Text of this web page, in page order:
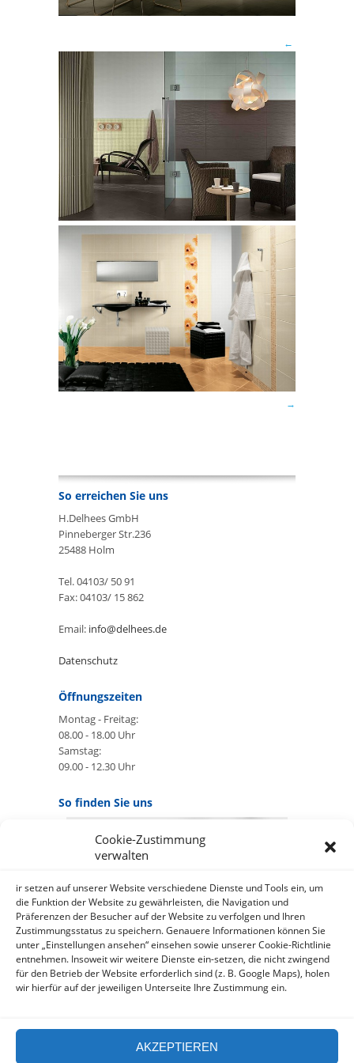
Cookie-Zustimmung
verwalten
ir setzen auf unserer Website verschiedene Dienste und Tools ein, um
die Funktion der Website zu gewährleisten, die Navigation und
Präferenzen der Besucher auf der Website zu verfolgen und Ihren
Zustimmungsstatus zu speichern. Genauere Informationen können Sie
unter „Einstellungen ansehen“ einsehen sowie unserer Cookie-Richtlinie
entnehmen. Insoweit wir weitere Dienste ein-setzen, die nicht zwingend
für den Betrieb der Website erforderlich sind (z. B. Google Maps), holen
wir hierfür auf der jeweiligen Unterseite Ihre Zustimmung ein.
AKZEPTIEREN
So erreichen Sie uns
H.Delhees GmbH
Pinneberger Str.236
25488 Holm
Tel. 04103/ 50 91
Fax: 04103/ 15 862
Email: info@delhees.de
Datenschutz
Öffnungszeiten
Montag - Freitag:
08.00 - 18.00 Uhr
Samstag:
09.00 - 12.30 Uhr
So finden Sie uns
GOOGLE MAPS:
AKZEPTIEREN
Anbieter: Google Ireland Limited
Bei der Nutzung dieses Dienstes
werden Daten an Google
über¬mittelt, außer¬dem ist es
wahr-scheinlich dass Google Daten
(z.B. Cookies) auf Ihrem Gerät
https://policies.google.com/privacy?
hl=de&gl=de